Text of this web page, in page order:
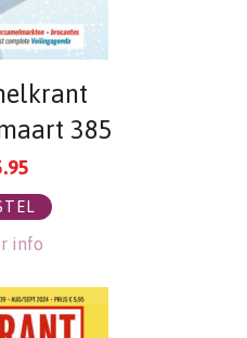
385
info